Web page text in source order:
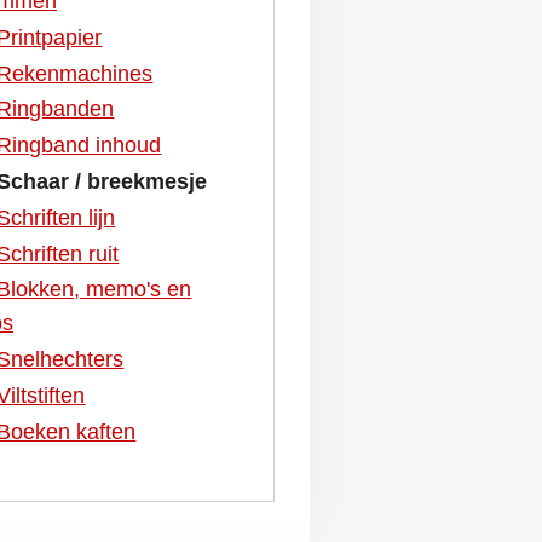
inhoud
/ breekmesje
lijn
ruit
memo's en
kaften